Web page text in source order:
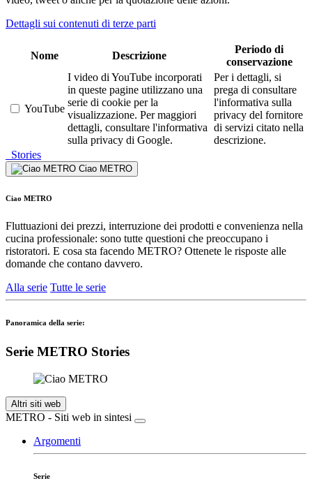
Dettagli sui contenuti di terze parti
Nome Descrizione
Periodo di
conservazione
YouTube
I video di YouTube incorporati
in queste pagine utilizzano una
serie di cookie per la
visualizzazione. Per maggiori
dettagli, consultare l'informativa
sulla privacy di Google.
Per i dettagli, si
prega di consultare
l'informativa sulla
privacy del fornitore
di servizi citato nella
descrizione.
Stories
Ciao METRO
Ciao METRO
Fluttuazioni dei prezzi, interruzione dei prodotti e convenienza nella
cucina professionale: sono tutte questioni che preoccupano i
ristoratori. E cosa sta facendo METRO? Ottenete le risposte alle
domande che contano davvero.
Alla serie Tutte le serie
Panoramica della serie:
Serie METRO Stories
Altri siti web
METRO - Siti web in sintesi
Argomenti
Serie